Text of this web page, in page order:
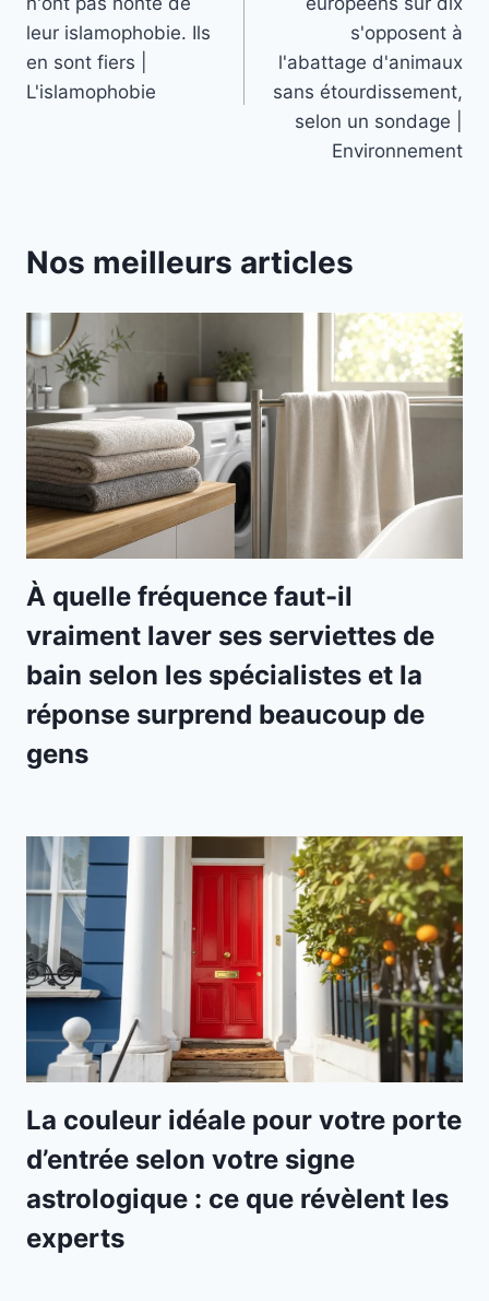
l’article
leur islamophobie. Ils
en sont fiers |
L'islamophobie
s'opposent à
l'abattage d'animaux
sans étourdissement,
selon un sondage |
Environnement
Nos meilleurs articles
À quelle fréquence faut-il
vraiment laver ses serviettes de
bain selon les spécialistes et la
réponse surprend beaucoup de
gens
La couleur idéale pour votre porte
d’entrée selon votre signe
astrologique : ce que révèlent les
experts